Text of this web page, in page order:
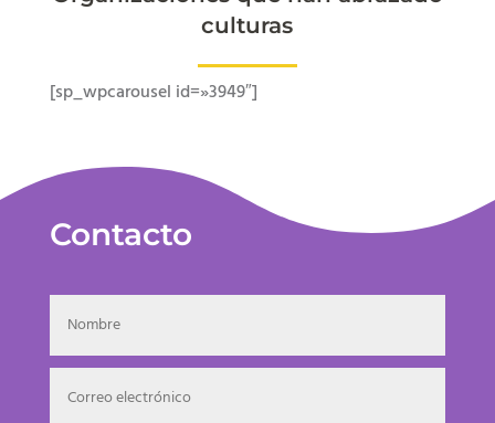
culturas
[sp_wpcarousel id=»3949″]
Contacto